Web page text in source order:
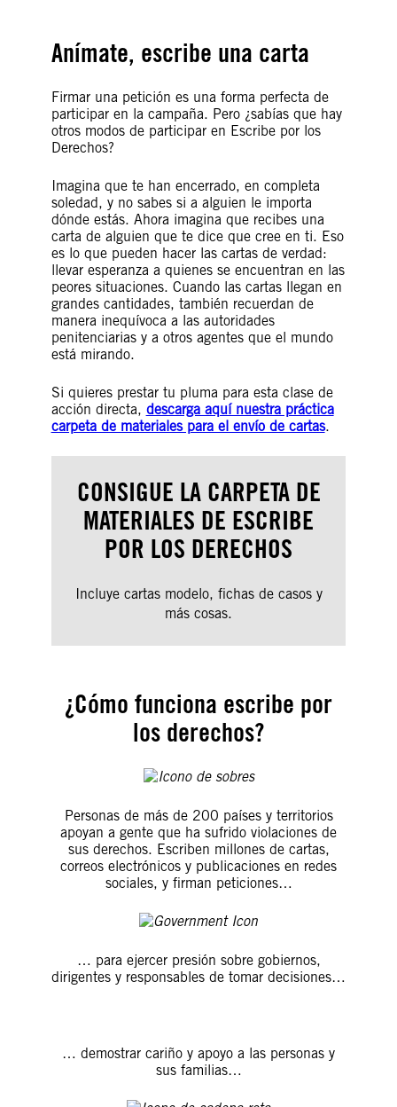
Anímate, escribe una carta
Firmar una petición es una forma perfecta de
participar en la campaña. Pero ¿sabías que hay
otros modos de participar en Escribe por los
Derechos?
Imagina que te han encerrado, en completa
soledad, y no sabes si a alguien le importa
dónde estás. Ahora imagina que recibes una
carta de alguien que te dice que cree en ti. Eso
es lo que pueden hacer las cartas de verdad:
llevar esperanza a quienes se encuentran en las
peores situaciones. Cuando las cartas llegan en
grandes cantidades, también recuerdan de
manera inequívoca a las autoridades
penitenciarias y a otros agentes que el mundo
está mirando.
Si quieres prestar tu pluma para esta clase de
acción directa, descarga aquí nuestra práctica
carpeta de materiales para el envío de cartas.
CONSIGUE LA CARPETA DE
MATERIALES DE ESCRIBE
POR LOS DERECHOS
Incluye cartas modelo, fichas de casos y
más cosas.
¿Cómo funciona escribe por
los derechos?
Personas de más de 200 países y territorios
apoyan a gente que ha sufrido violaciones de
sus derechos. Escriben millones de cartas,
correos electrónicos y publicaciones en redes
sociales, y firman peticiones…
… para ejercer presión sobre gobiernos,
dirigentes y responsables de tomar decisiones…
… demostrar cariño y apoyo a las personas y
sus familias…